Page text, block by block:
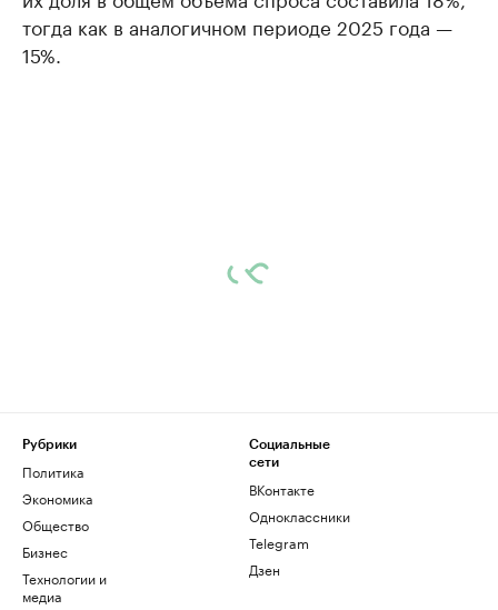
тогда как в аналогичном периоде 2025 года —
15%.
Рубрики
Политика
Экономика
Общество
Бизнес
Технологии и
медиа
Социальные
сети
ВКонтакте
Одноклассники
Telegram
Дзен